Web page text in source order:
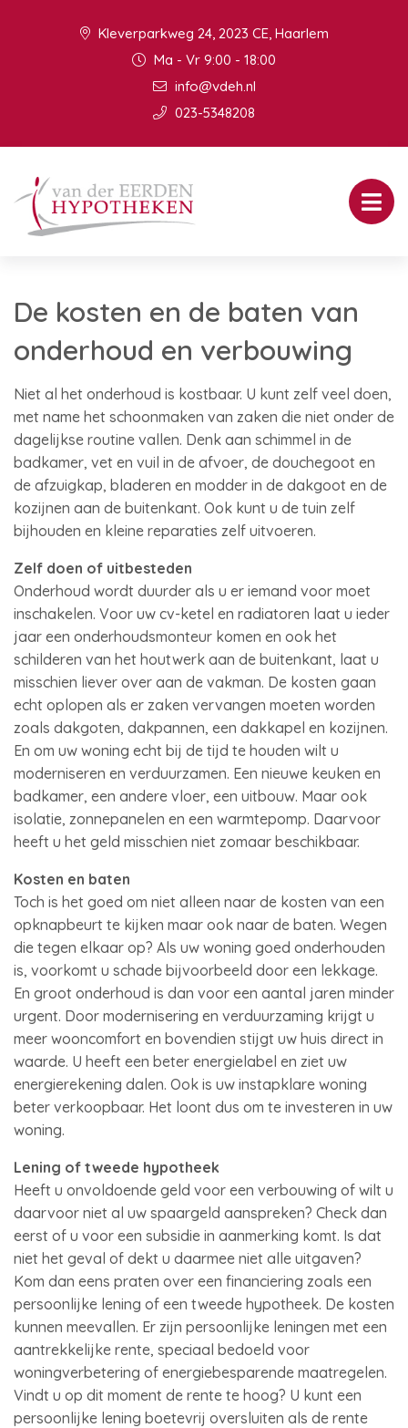
Kleverparkweg 24, 2023 CE, Haarlem
Ma - Vr 9:00 - 18:00
info@vdeh.nl
023-5348208
De kosten en de baten van
onderhoud en verbouwing
Niet al het onderhoud is kostbaar. U kunt zelf veel doen,
met name het schoonmaken van zaken die niet onder de
dagelijkse routine vallen. Denk aan schimmel in de
badkamer, vet en vuil in de afvoer, de douchegoot en
de afzuigkap, bladeren en modder in de dakgoot en de
kozijnen aan de buitenkant. Ook kunt u de tuin zelf
bijhouden en kleine reparaties zelf uitvoeren.
Zelf doen of uitbesteden
Onderhoud wordt duurder als u er iemand voor moet
inschakelen. Voor uw cv-ketel en radiatoren laat u ieder
jaar een onderhoudsmonteur komen en ook het
schilderen van het houtwerk aan de buitenkant, laat u
misschien liever over aan de vakman. De kosten gaan
echt oplopen als er zaken vervangen moeten worden
zoals dakgoten, dakpannen, een dakkapel en kozijnen.
En om uw woning echt bij de tijd te houden wilt u
moderniseren en verduurzamen. Een nieuwe keuken en
badkamer, een andere vloer, een uitbouw. Maar ook
isolatie, zonnepanelen en een warmtepomp. Daarvoor
heeft u het geld misschien niet zomaar beschikbaar.
Kosten en baten
Toch is het goed om niet alleen naar de kosten van een
opknapbeurt te kijken maar ook naar de baten. Wegen
die tegen elkaar op? Als uw woning goed onderhouden
is, voorkomt u schade bijvoorbeeld door een lekkage.
En groot onderhoud is dan voor een aantal jaren minder
urgent. Door modernisering en verduurzaming krijgt u
meer wooncomfort en bovendien stijgt uw huis direct in
waarde. U heeft een beter energielabel en ziet uw
energierekening dalen. Ook is uw instapklare woning
beter verkoopbaar. Het loont dus om te investeren in uw
woning.
Lening of tweede hypotheek
Heeft u onvoldoende geld voor een verbouwing of wilt u
daarvoor niet al uw spaargeld aanspreken? Check dan
eerst of u voor een subsidie in aanmerking komt. Is dat
niet het geval of dekt u daarmee niet alle uitgaven?
Kom dan eens praten over een financiering zoals een
persoonlijke lening of een tweede hypotheek. De kosten
kunnen meevallen. Er zijn persoonlijke leningen met een
aantrekkelijke rente, speciaal bedoeld voor
woningverbetering of energiebesparende maatregelen.
Vindt u op dit moment de rente te hoog? U kunt een
persoonlijke lening boetevrij oversluiten als de rente